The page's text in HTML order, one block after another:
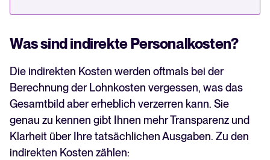
Was sind indirekte Personalkosten?
Die indirekten Kosten werden oftmals bei der
Berechnung der Lohnkosten vergessen, was das
Gesamtbild aber erheblich verzerren kann. Sie
genau zu kennen gibt Ihnen mehr Transparenz und
Klarheit über Ihre tatsächlichen Ausgaben. Zu den
indirekten Kosten zählen: